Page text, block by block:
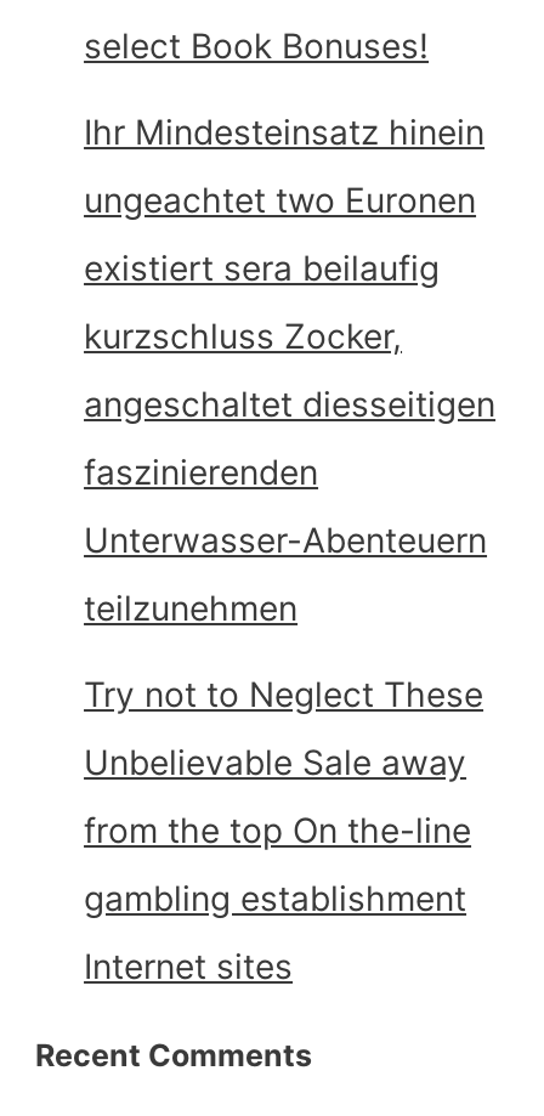
select Book Bonuses!
Ihr Mindesteinsatz hinein
ungeachtet two Euronen
existiert sera beilaufig
kurzschluss Zocker,
angeschaltet diesseitigen
faszinierenden
Unterwasser-Abenteuern
teilzunehmen
Try not to Neglect These
Unbelievable Sale away
from the top On the-line
gambling establishment
Internet sites
Recent Comments